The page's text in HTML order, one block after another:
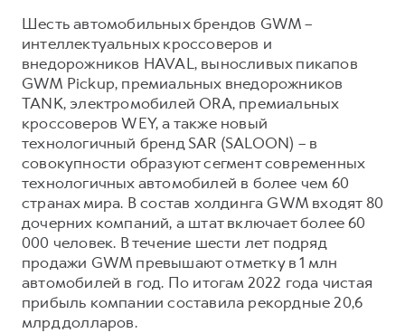
Шесть автомобильных брендов GWM –
интеллектуальных кроссоверов и
внедорожников HAVAL, выносливых пикапов
GWM Pickup, премиальных внедорожников
TANK, электромобилей ORA, премиальных
кроссоверов WEY, а также новый
технологичный бренд SAR (SALOON) – в
совокупности образуют сегмент современных
технологичных автомобилей в более чем 60
странах мира. В состав холдинга GWM входят 80
дочерних компаний, а штат включает более 60
000 человек. В течение шести лет подряд
продажи GWM превышают отметку в 1 млн
автомобилей в год. По итогам 2022 года чистая
прибыль компании составила рекордные 20,6
млрд долларов.